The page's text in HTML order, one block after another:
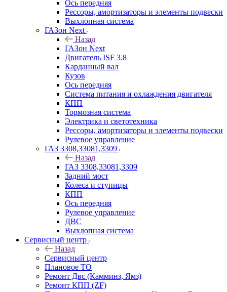
Ось передняя
Рессоры, амортизаторы и элементы подвески
Выхлопная система
ГАЗон Next
Назад
ГАЗон Next
Двигатель ISF 3.8
Карданный вал
Кузов
Ось передняя
Система питания и охлаждения двигателя
КПП
Тормозная система
Электрика и светотехника
Рессоры, амортизаторы и элементы подвески
Рулевое управление
ГАЗ 3308,33081,3309
Назад
ГАЗ 3308,33081,3309
Задний мост
Колеса и ступицы
КПП
Ось передняя
Рулевое управление
ДВС
Выхлопная система
Сервисный центр
Назад
Сервисный центр
Плановое ТО
Ремонт Двс (Камминз, Ямз)
Ремонт КПП (ZF)